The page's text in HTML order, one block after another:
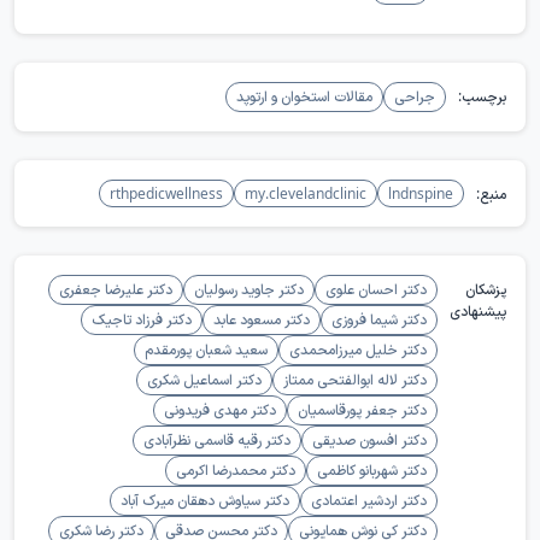
برچسب: جراحی مقالات استخوان و ارتوپد
منبع: lndnspine
my.clevelandclinic
rthpedicwellness
پزشکان
پیشنهادی
دکتر احسان علوی دکتر جاوید رسولیان
دکتر علیرضا جعفری
دکتر شیما فروزی
دکتر مسعود عابد
دکتر فرزاد تاجیک
دکتر خلیل میرزامحمدی
سعید شعبان پورمقدم
دکتر لاله ابوالفتحی ممتاز
دکتر اسماعیل شکری
دکتر جعفر پورقاسمیان
دکتر مهدی فریدونی
دکتر افسون صدیقی
دکتر رقیه قاسمی نظرآبادی
دکتر شهربانو کاظمی
دکتر محمدرضا اکرمی
دکتر اردشیر اعتمادی
دکتر سیاوش دهقان میرک آباد
دکتر کی نوش همایونی
دکتر محسن صدقی دکتر رضا شکری